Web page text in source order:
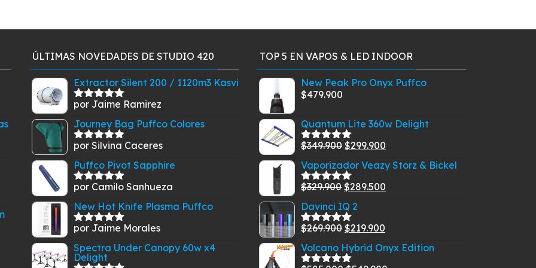
ÚLTIMAS NOVEDADES DE STUDIO 420
Extractor Silent 200 / 1120m3 Kasvi
Valorado
por Jaime Ramirez
Journey Bag Puffco Colores
Valorado
por Silvina Caceres
Puffco Pivot Sapphire
Valorado
por Camilo Sanhueza
New Hot Knife Plasma Puffco
Valorado
por Jaime Morales
Spectra Under Canopy 60w x4
Delight
TOP 5 EN VAPOS & LED INDOOR
New Peak Pro Onyx Puffco
$479.900
Quantum Lite 360w Delight
Valorado
5
$349.900 El
precio
original
era:
$349.900.
$299.900
precio
actual
es:
Vaporizador Veazy Storz & Bickel
Valorado
5
$329.900 El
precio
original
era:
$329.900.
$289.500
$289.500.
Davinci IQ 2
Valorado
5
$269.900 El
precio
original
$219.900
precio
actual
Volcano Hybrid Onyx Edition